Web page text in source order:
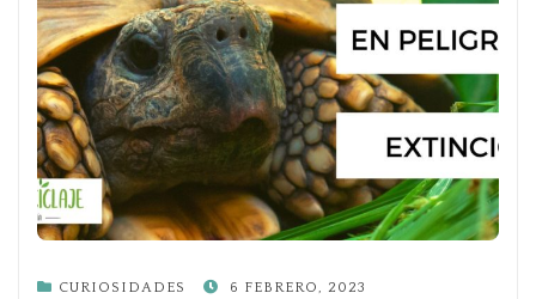
CURIOSIDADES
POSTED
6 FEBRERO, 2023